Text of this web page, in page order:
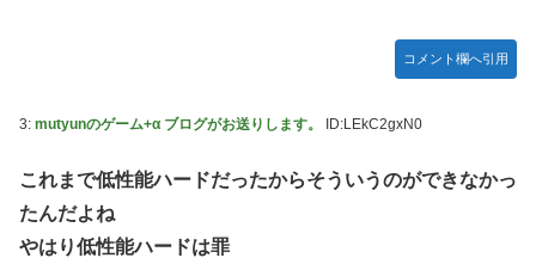
「ドラクエ11」攻略感想(54/クリア後)マルティナの「しん
ぴのビスチェ」可愛い！そしてメドローアやギガバーストき
私の彼に裏表がなさすぎる 第3話
【虹ヶ咲】「夏はせつ泣き」がキャッチコピーの映画【ラブ
【ウマ娘】ウマ娘バストTOP20
野田昇吾、初の準優進出目前も「一回希望」で賞典除外
耐えられず東北6県撤退を発表
コメント欄へ引用
3: mutyunのゲーム+α ブログがお送りします。 ID:LEkC2gxN0
これまで低性能ハードだったからそういうのができなかっ
たんだよね
やはり低性能ハードは罪